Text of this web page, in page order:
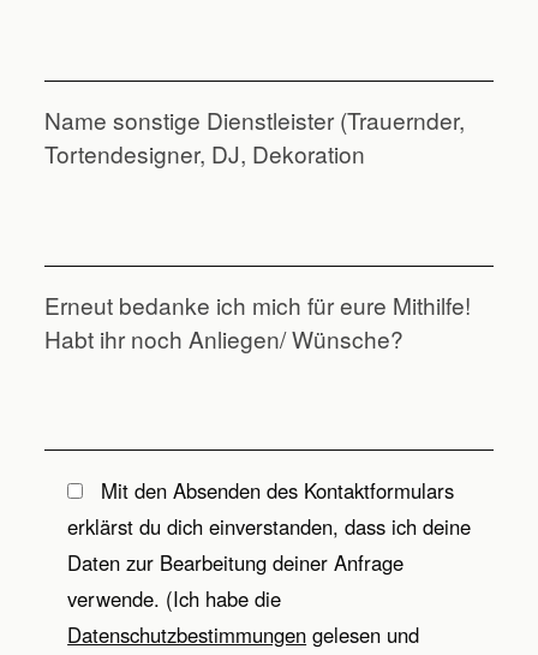
Name sonstige Dienstleister (Trauernder,
Tortendesigner, DJ, Dekoration
Erneut bedanke ich mich für eure Mithilfe!
Habt ihr noch Anliegen/ Wünsche?
Mit den Absenden des Kontaktformulars
erklärst du dich einverstanden, dass ich deine
Daten zur Bearbeitung deiner Anfrage
verwende. (Ich habe die
Datenschutzbestimmungen gelesen und